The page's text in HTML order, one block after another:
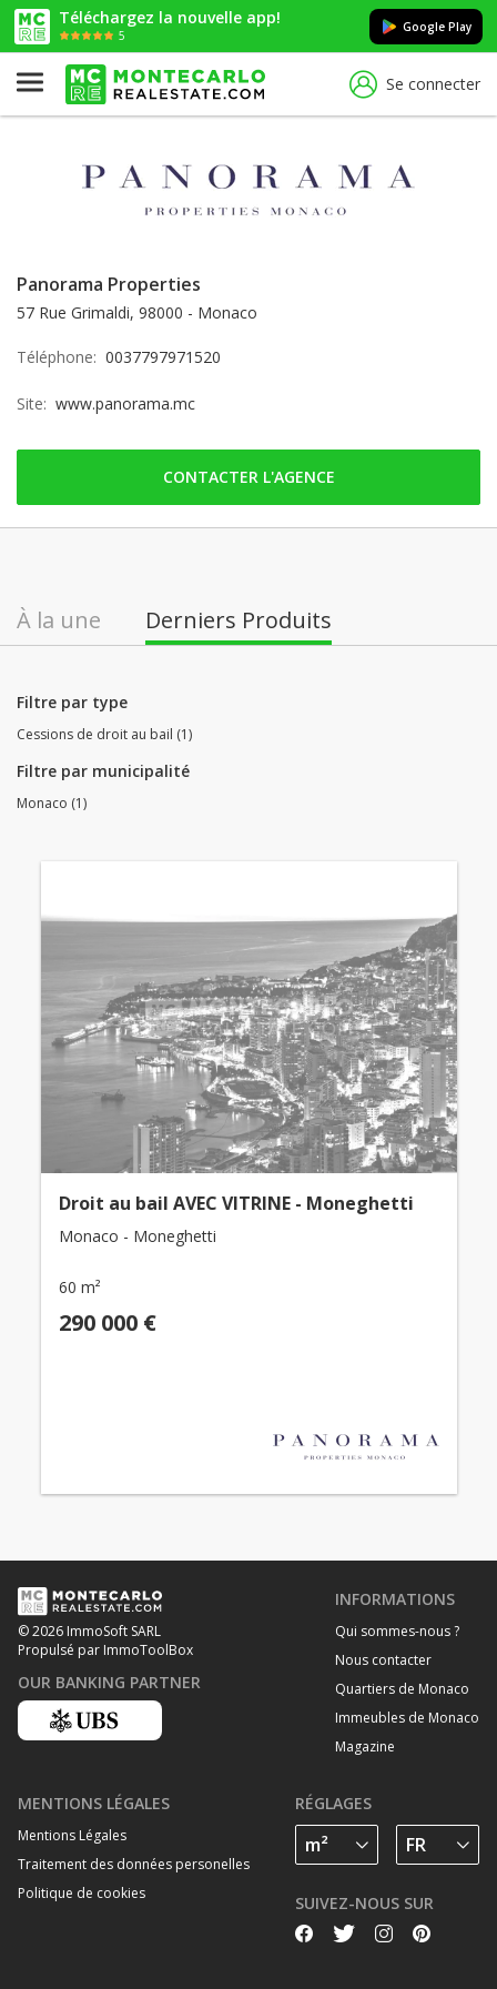
Téléchargez la nouvelle app!
5
Google Play
Se connecter
Panorama Properties
57 Rue Grimaldi, 98000 - Monaco
Téléphone: 0037797971520
Site: www.panorama.mc
CONTACTER L'AGENCE
À la une Derniers Produits
Filtre par type
Cessions de droit au bail (1)
Filtre par municipalité
Monaco (1)
Droit au bail AVEC VITRINE - Moneghetti
Monaco - Moneghetti
60 m²
290 000 €
© 2026 ImmoSoft SARL
Propulsé par ImmoToolBox
OUR BANKING PARTNER
INFORMATIONS
Qui sommes-nous ?
Nous contacter
Quartiers de Monaco
Immeubles de Monaco
Magazine
MENTIONS LÉGALES
Mentions Légales
Traitement des données personelles
Politique de cookies
RÉGLAGES
SUIVEZ-NOUS SUR